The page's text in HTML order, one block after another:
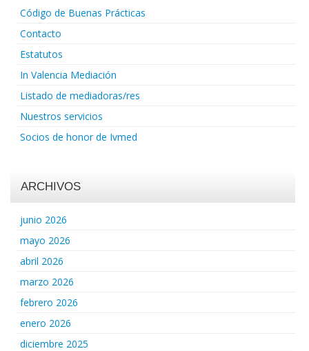
Código de Buenas Prácticas
Contacto
Estatutos
In Valencia Mediación
Listado de mediadoras/res
Nuestros servicios
Socios de honor de Ivmed
ARCHIVOS
junio 2026
mayo 2026
abril 2026
marzo 2026
febrero 2026
enero 2026
diciembre 2025